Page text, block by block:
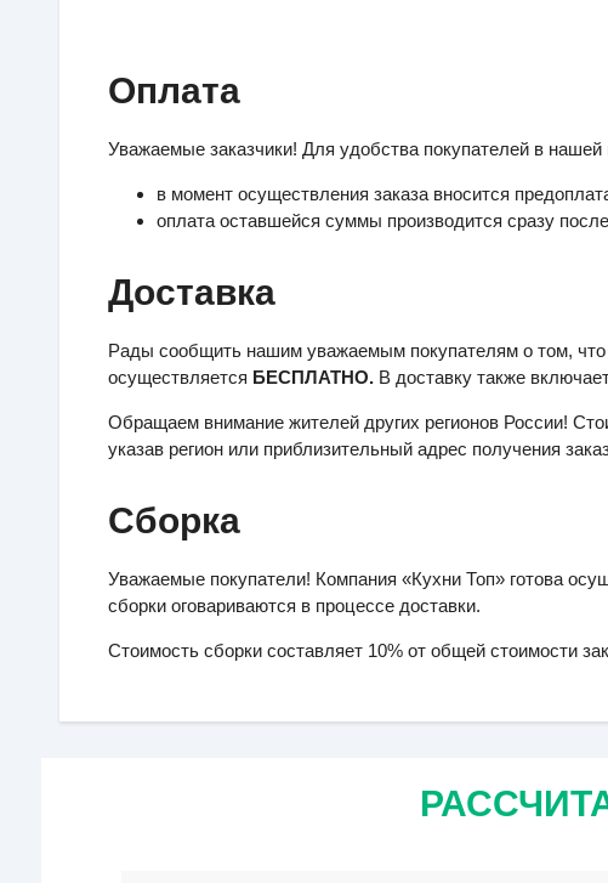
Оплата
Уважаемые заказчики! Для удобства покупателей в
в момент осуществления заказа вносится
оплата оставшейся суммы производится сразу
Доставка
Рады сообщить нашим уважаемым покупателям о том, что
осуществляется БЕСПЛАТНО.В доставку также
Обращаем внимание жителей других регионов России!
указав регион или приблизительный адрес получения
Сборка
Уважаемые покупатели! Компания «Кухни Топ» готова
сборки оговариваются в процессе доставки.
Стоимость сборки составляет 10% от общей стоимости